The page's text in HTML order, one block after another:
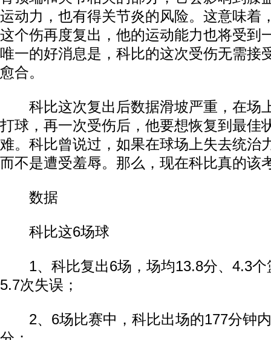
运动力，也有得关节炎的风险。这意味着
这个伤再度复出，他的运动能力也将受到
唯一的好消息是，科比的这次受伤无需接
愈合。
科比这次复出后数据滑坡严重，在场
打球，再一次受伤后，他要想恢复到最佳
难。科比曾说过，如果在球场上失去统治
而不是遭受羞辱。那么，现在科比真的该
数据
科比这6场球
1、科比复出6场，场均13.8分、4.3个
5.7次失误；
2、6场比赛中，科比出场的177分钟内